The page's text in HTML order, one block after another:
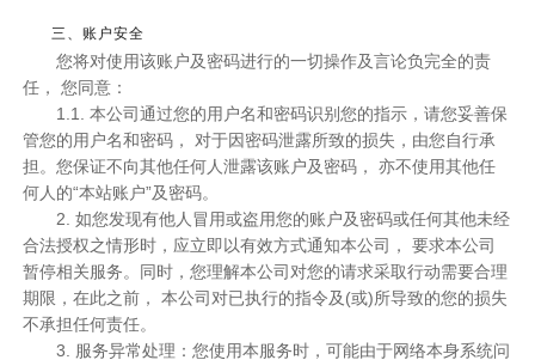
三、账户安全
您将对使用该账户及密码进行的一切操作及言论负完全的责
任， 您同意：
1.1. 本公司通过您的用户名和密码识别您的指示，请您妥善保
管您的用户名和密码， 对于因密码泄露所致的损失，由您自行承
担。您保证不向其他任何人泄露该账户及密码， 亦不使用其他任
何人的“本站账户”及密码。
2. 如您发现有他人冒用或盗用您的账户及密码或任何其他未经
合法授权之情形时，应立即以有效方式通知本公司， 要求本公司
暂停相关服务。同时，您理解本公司对您的请求采取行动需要合理
期限，在此之前， 本公司对已执行的指令及(或)所导致的您的损失
不承担任何责任。
3. 服务异常处理：您使用本服务时，可能由于网络本身系统问